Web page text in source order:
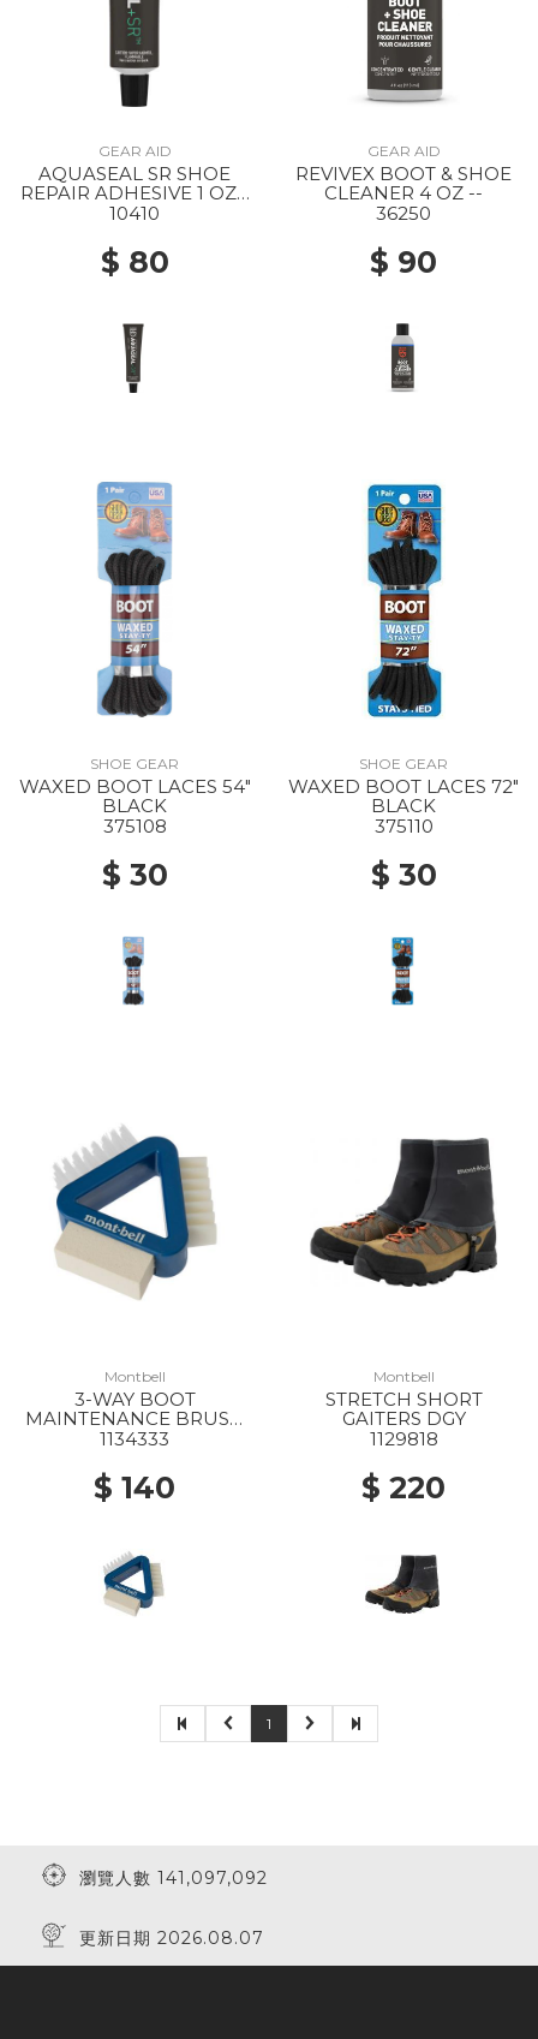
GEAR AID
AQUASEAL SR SHOE
REPAIR ADHESIVE 1 OZ -
-
10410
$ 80
GEAR AID
REVIVEX BOOT & SHOE
CLEANER 4 OZ --
36250
$ 90
SHOE GEAR
WAXED BOOT LACES 54"
BLACK
375108
$ 30
SHOE GEAR
WAXED BOOT LACES 72"
BLACK
375110
$ 30
Montbell
3-WAY BOOT
MAINTENANCE BRUSH
BGN
1134333
$ 140
Montbell
STRETCH SHORT
GAITERS DGY
1129818
$ 220
1
瀏覽人數 141,097,092
更新日期 2026.08.07